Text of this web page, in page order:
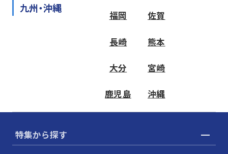
九州・沖縄
福岡 佐賀
長崎 熊本
大分 宮崎
鹿児島 沖縄
特集から探す